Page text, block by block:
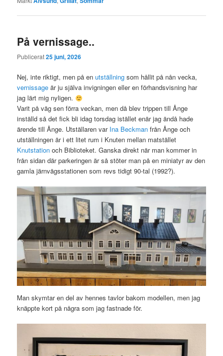
På vernissage..
Publicerat25 juni, 2026
Nej, inte riktigt, men på enutställning som hållit på nån vecka,
vernissage är ju själva invigningen eller en förhandsvisning har
jag lärt mig nyligen.
Varit på väg sen förra veckan, men då blev trippen till Ånge
inställd så det fick bli idag torsdag istället enär jag ändå hade
ärende till Ånge. Utställaren var Ina Beckman från Ånge och
utställningen är i ett litet rum i Knuten mellan matstället
Knutstation och Biblioteket. Ganska direkt när man kommer in
från sidan där parkeringen är så stöter man på en miniatyr av den
gamla järnvägsstationen som revs tidigt 90-tal (1992?).
Man skymtar en del av hennes tavlor bakom modellen, men jag
knäppte kort på några som jag fastnade för.